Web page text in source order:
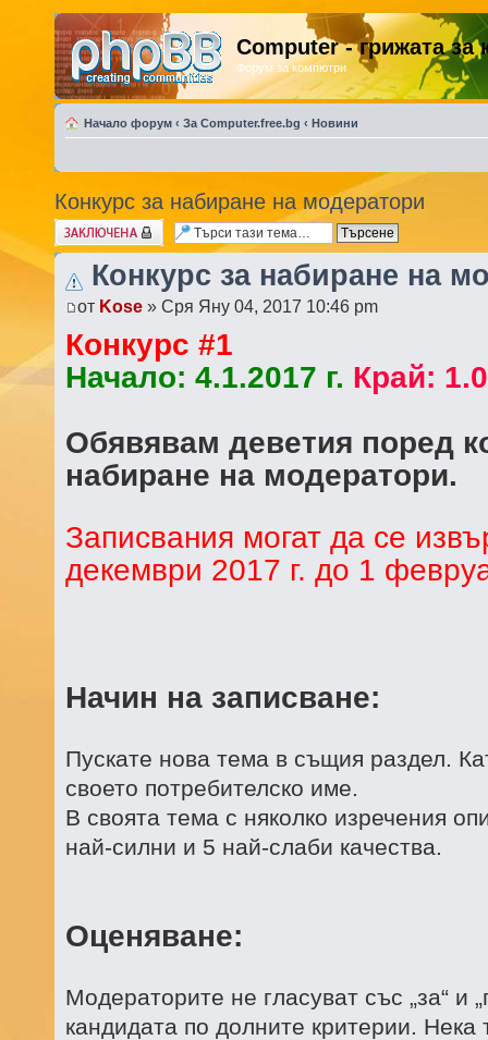
Computer - грижата
Форум за компютри
Начало форум ‹ За Computer.free.bg ‹ Новини
Конкурс за набиране на модератори
Заключена
Конкурс за набиране на
от Kose» Сря Яну 04, 2017 10:46 pm
Конкурс #1
Начало: 4.1.2017 г. Край:
Обявявам деветия поред
набиране на модератори.
Записвания могат да се
декември 2017 г. до 1
Начин на записване:
Пускате нова тема в същия раздел.
своето потребителско име.
В своята тема с няколко изречения
най-силни и 5 най-слаби качества.
Оценяване:
Модераторите не гласуват със „за“ и
кандидата по долните критерии. Нека